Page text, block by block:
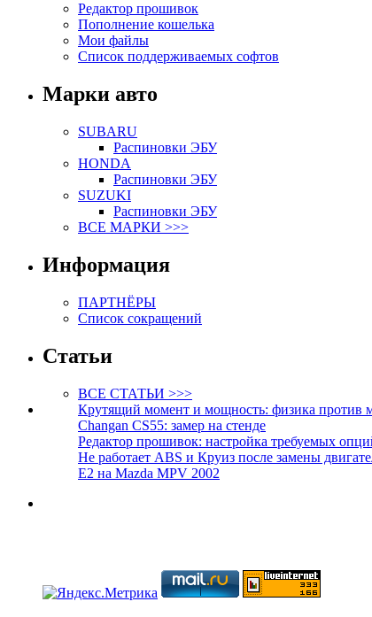
Редактор прошивок
Пополнение кошелька
Мои файлы
Список поддерживаемых софтов
Марки авто
SUBARU
Распиновки ЭБУ
HONDA
Распиновки ЭБУ
SUZUKI
Распиновки ЭБУ
ВСЕ МАРКИ >>>
Информация
ПАРТНЁРЫ
Список сокращений
Статьи
ВСЕ СТАТЬИ >>>
Крутящий момент и мощность: физика против
Changan CS55: замер на стенде
Редактор прошивок: настройка требуемых
Не работает ABS и Круиз после замены
E2 на Mazda MPV 2002